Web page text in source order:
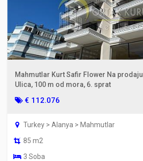
Mahmutlar Kurt Safir Flower Na
Ulica, 100 m od mora, 6. sprat
€ 112.076
Turkey > Alanya > Mahmutlar
85 m2
3 Soba